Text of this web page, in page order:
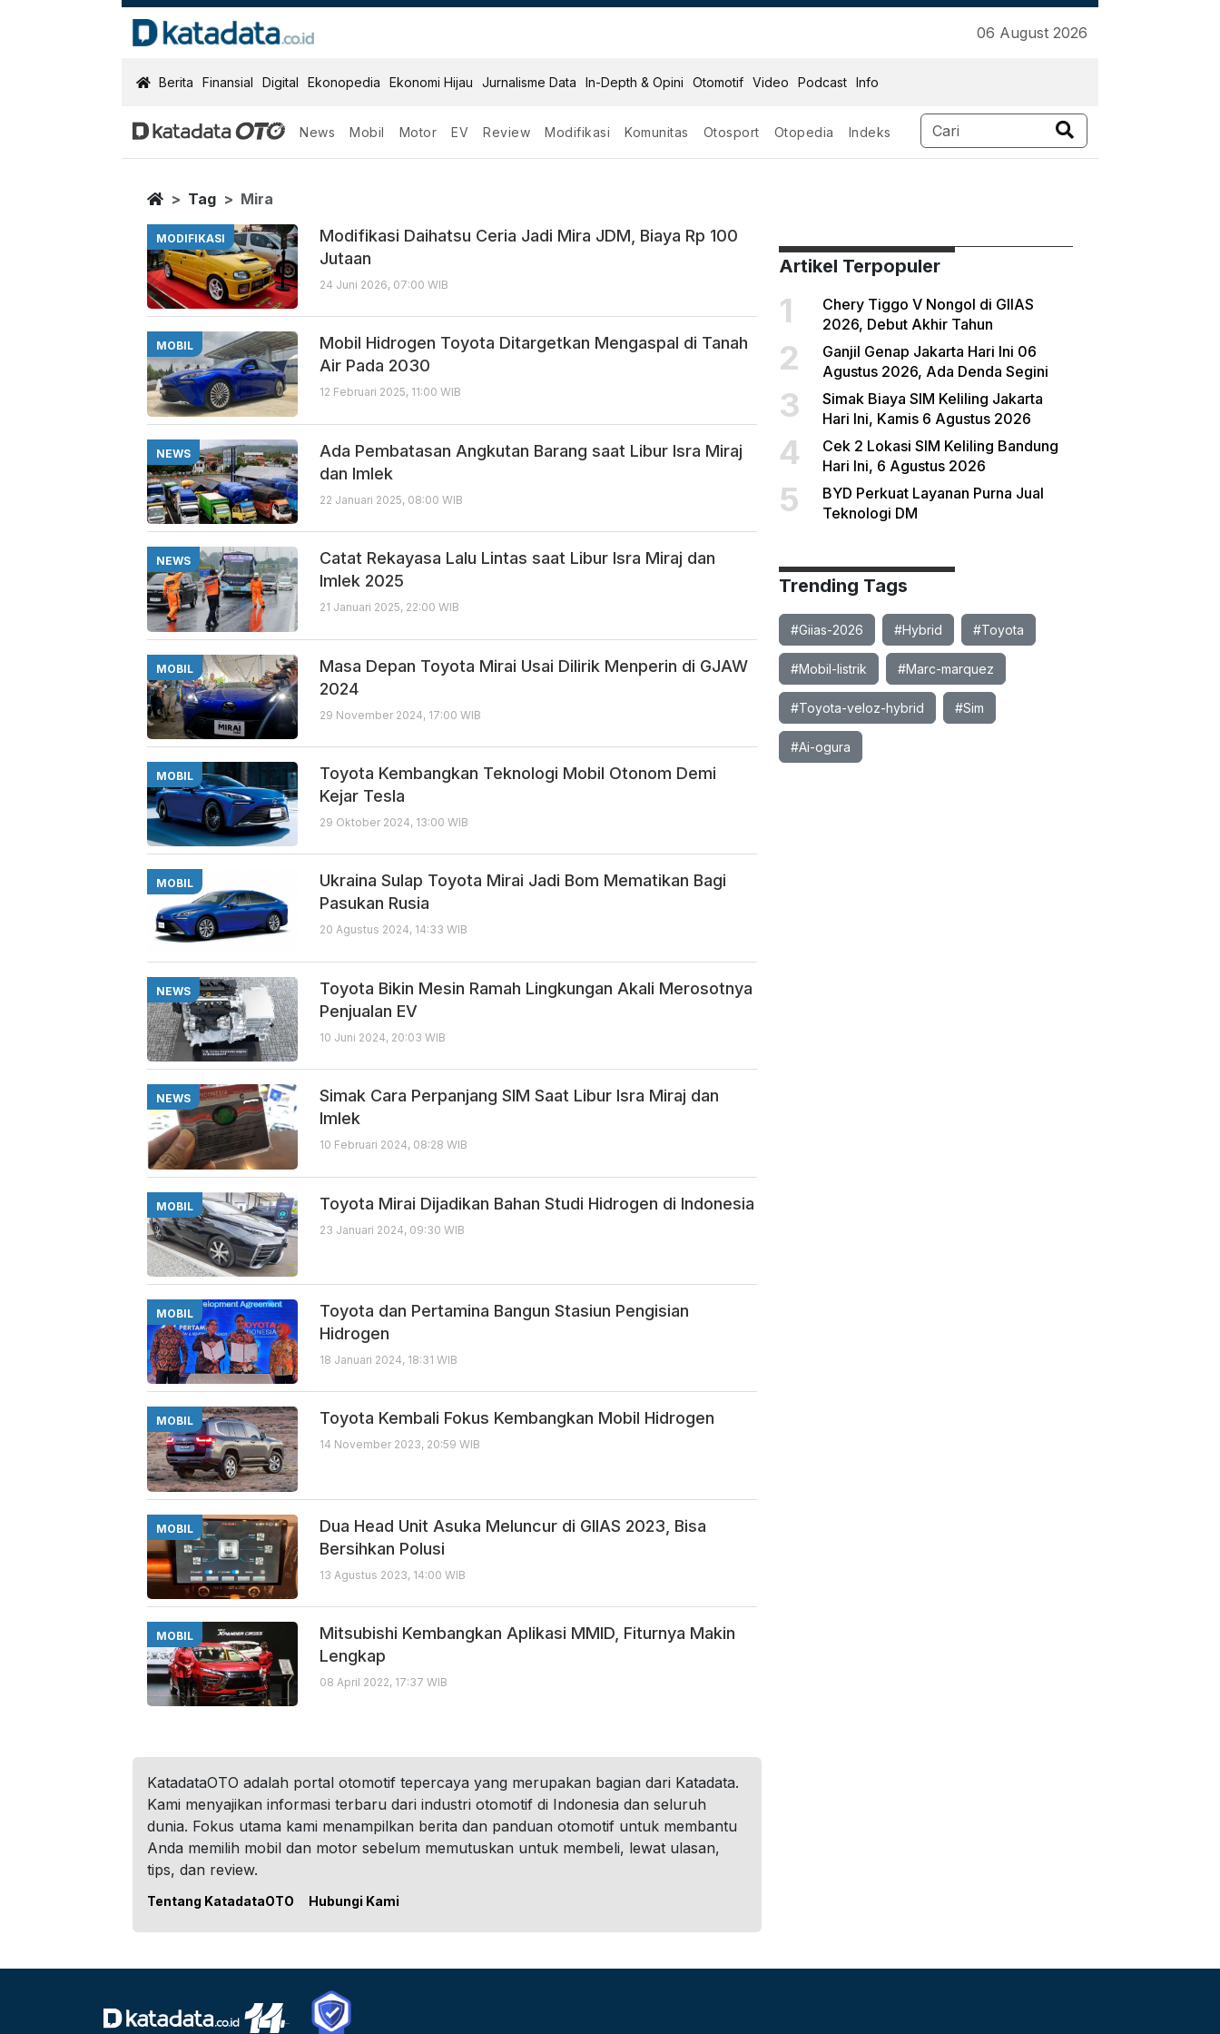
06 August 2026
KatadataOTO
Berita Finansial Digital Ekonopedia Ekonomi Hijau Jurnalisme Data In-Depth & Opini Otomotif Video Podcast Info
News Mobil Motor EV Review Modifikasi Komunitas Otosport Otopedia Indeks
Mira
Berita Terbaru
Home
Tag Mira
MODIFIKASI
Modifikasi Daihatsu Ceria Jadi Mira JDM, Biaya Rp 100
Jutaan
24 Juni 2026, 07:00 WIB
MOBIL
Mobil Hidrogen Toyota Ditargetkan Mengaspal di Tanah
Air Pada 2030
12 Februari 2025, 11:00 WIB
NEWS
Ada Pembatasan Angkutan Barang saat Libur Isra Miraj
dan Imlek
22 Januari 2025, 08:00 WIB
NEWS
Catat Rekayasa Lalu Lintas saat Libur Isra Miraj dan
Imlek 2025
21 Januari 2025, 22:00 WIB
MOBIL
Masa Depan Toyota Mirai Usai Dilirik Menperin di GJAW
2024
29 November 2024, 17:00 WIB
MOBIL
Toyota Kembangkan Teknologi Mobil Otonom Demi
Kejar Tesla
29 Oktober 2024, 13:00 WIB
MOBIL
Ukraina Sulap Toyota Mirai Jadi Bom Mematikan Bagi
Pasukan Rusia
20 Agustus 2024, 14:33 WIB
NEWS
Toyota Bikin Mesin Ramah Lingkungan Akali Merosotnya
Penjualan EV
10 Juni 2024, 20:03 WIB
NEWS
Simak Cara Perpanjang SIM Saat Libur Isra Miraj dan
Imlek
10 Februari 2024, 08:28 WIB
MOBIL Toyota Mirai Dijadikan Bahan Studi Hidrogen di Indonesia
23 Januari 2024, 09:30 WIB
MOBIL
Toyota dan Pertamina Bangun Stasiun Pengisian
Hidrogen
18 Januari 2024, 18:31 WIB
MOBIL Toyota Kembali Fokus Kembangkan Mobil Hidrogen
14 November 2023, 20:59 WIB
MOBIL
Dua Head Unit Asuka Meluncur di GIIAS 2023, Bisa
Bersihkan Polusi
13 Agustus 2023, 14:00 WIB
MOBIL
Mitsubishi Kembangkan Aplikasi MMID, Fiturnya Makin
Lengkap
08 April 2022, 17:37 WIB
Artikel Terpopuler
1
Chery Tiggo V Nongol di GIIAS
2026, Debut Akhir Tahun
2
Ganjil Genap Jakarta Hari Ini 06
Agustus 2026, Ada Denda Segini
3
Simak Biaya SIM Keliling Jakarta
Hari Ini, Kamis 6 Agustus 2026
4
Cek 2 Lokasi SIM Keliling Bandung
Hari Ini, 6 Agustus 2026
5
BYD Perkuat Layanan Purna Jual
Teknologi DM
Trending Tags
#Giias-2026 #Hybrid #Toyota
#Mobil-listrik #Marc-marquez
#Toyota-veloz-hybrid #Sim
#Ai-ogura
KatadataOTO adalah portal otomotif tepercaya yang merupakan bagian dari Katadata.
Kami menyajikan informasi terbaru dari industri otomotif di Indonesia dan seluruh
dunia. Fokus utama kami menampilkan berita dan panduan otomotif untuk membantu
Anda memilih mobil dan motor sebelum memutuskan untuk membeli, lewat ulasan,
tips, dan review.
Tentang KatadataOTO Hubungi Kami